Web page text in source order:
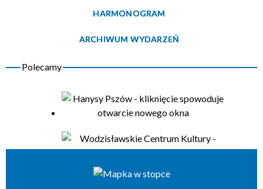
HARMONOGRAM
ARCHIWUM WYDARZEŃ